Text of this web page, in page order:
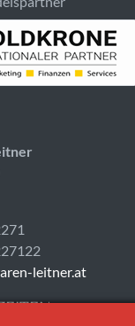
leitner.at